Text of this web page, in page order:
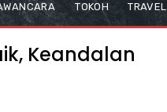
TOKOH TRAVEL
Keandalan